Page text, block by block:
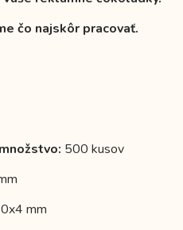
čo najskôr pracovať.
500 kusov
mm